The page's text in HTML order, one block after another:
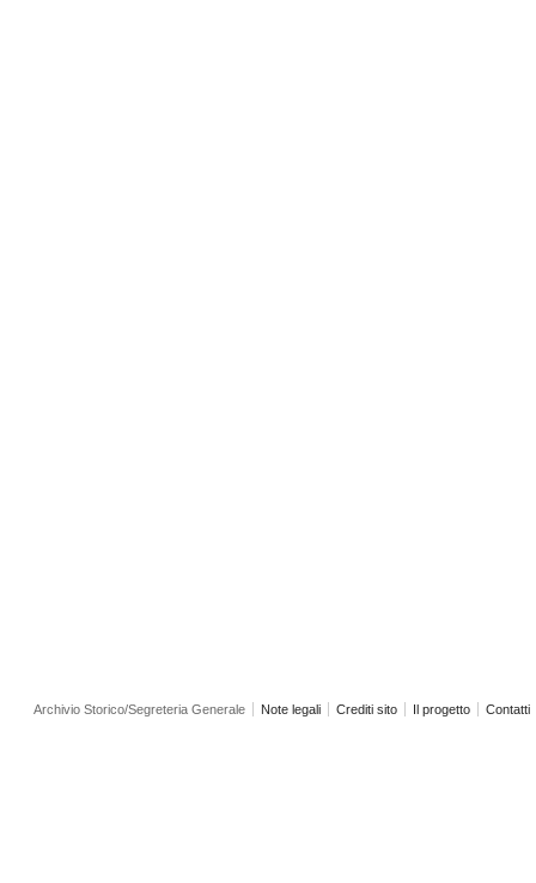
Archivio Storico/Segreteria Generale Note legali Crediti sito Il progetto Contatti